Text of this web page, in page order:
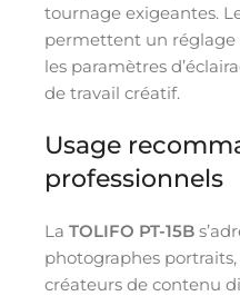
tournage exigeantes.
permettent un réglage
les paramètres
de travail créatif.
Usage
professionnels
La TOLIFO PT-15B
photographes
créateurs de contenu